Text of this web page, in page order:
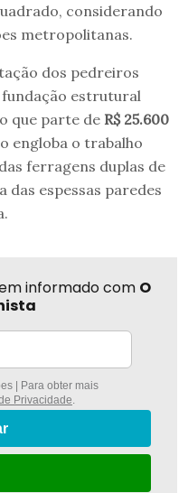
considerando
metropolitanas.
dos pedreiros
estrutural
que parte de R$ 25.600
engloba o trabalho
ferragens duplas de
espessas paredes
informado com O
| Para obter mais
Privacidade